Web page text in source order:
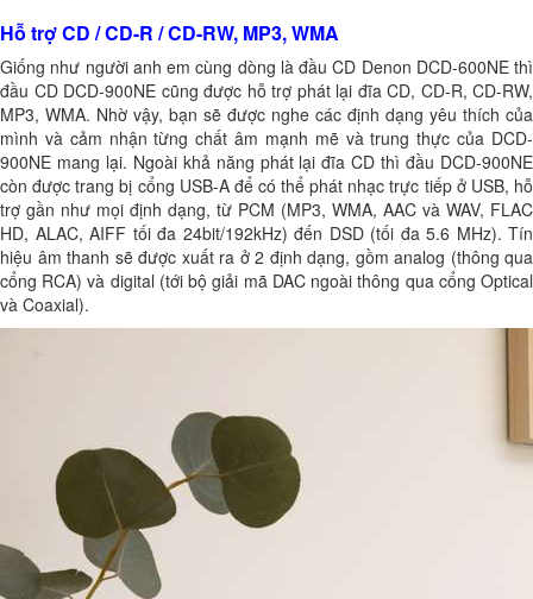
Hỗ trợ CD / CD-R / CD-RW, MP3, WMA
Giống như người anh em cùng dòng là đầu CD Denon DCD-600NE thì
đầu CD DCD-900NE cũng được hỗ trợ phát lại đĩa CD, CD-R, CD-RW,
MP3, WMA. Nhờ vậy, bạn sẽ được nghe các định dạng yêu thích của
mình và cảm nhận từng chất âm mạnh mẽ và trung thực của DCD-
900NE mang lại. Ngoài khả năng phát lại đĩa CD thì đầu DCD-900NE
còn được trang bị cổng USB-A để có thể phát nhạc trực tiếp ở USB, hỗ
trợ gần như mọi định dạng, từ PCM (MP3, WMA, AAC và WAV, FLAC
HD, ALAC, AIFF tối đa 24bit/192kHz) đến DSD (tối đa 5.6 MHz). Tín
hiệu âm thanh sẽ được xuất ra ở 2 định dạng, gồm analog (thông qua
cổng RCA) và digital (tới bộ giải mã DAC ngoài thông qua cổng Optical
và Coaxial).